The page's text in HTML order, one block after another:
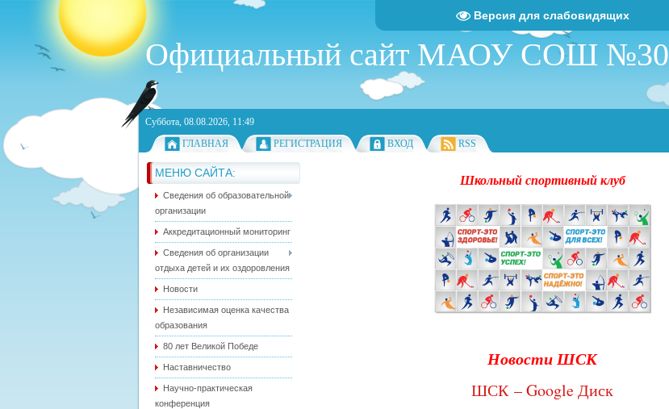
Версия для слабовидящих
Официальный сайт МАОУ СОШ №30
Суббота, 08.08.2026, 11:49
ГЛАВНАЯ
РЕГИСТРАЦИЯ ВХОД RSS
МЕНЮ САЙТА:
Сведения об образовательной
организации
Аккредитационный мониторинг
Сведения об организации
отдыха детей и их оздоровления
Новости
Независимая оценка качества
образования
80 лет Великой Победе
Наставничество
Научно-практическая
конференция
Школьный спортивный клуб
Новости ШСК
ШСК – Google Диск